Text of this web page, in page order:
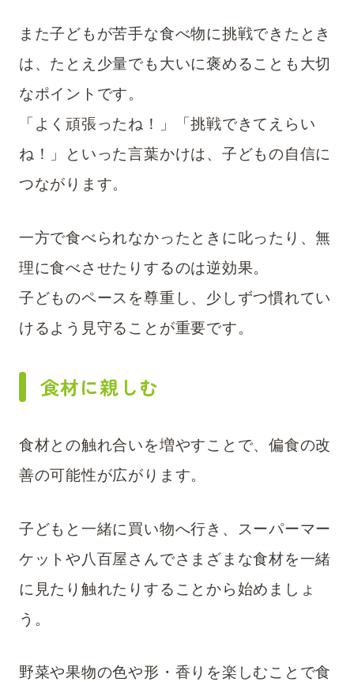
また子どもが苦手な食べ物に挑戦できたとき
は、たとえ少量でも大いに褒めることも大切
なポイントです。
「よく頑張ったね！」「挑戦できてえらい
ね！」といった言葉かけは、子どもの自信に
つながります。
一方で食べられなかったときに叱ったり、無
理に食べさせたりするのは逆効果。
子どものペースを尊重し、少しずつ慣れてい
けるよう見守ることが重要です。
食材に親しむ
食材との触れ合いを増やすことで、偏食の改
善の可能性が広がります。
子どもと一緒に買い物へ行き、スーパーマー
ケットや八百屋さんでさまざまな食材を一緒
に見たり触れたりすることから始めましょ
う。
野菜や果物の色や形・香りを楽しむことで食